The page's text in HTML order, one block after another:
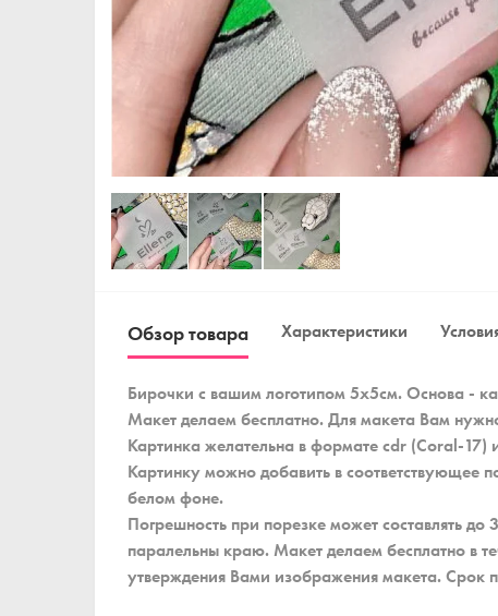
Обзор товара Характеристики
Бирочки с вашим логотипом 5x5см. Основа -
Макет делаем бесплатно. Для макета Вам
Картинка желательна в формате cdr (Coral-
Картинку можно добавить в соответствующее
белом фоне.
Погрешность при порезке может составлять
паралельны краю. Макет делаем бесплатно в
утверждения Вами изображения макета. Срок